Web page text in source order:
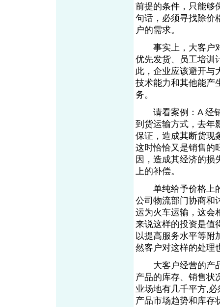
前提的条件，只能够
句话，必须寻找除价
户的需求。
事实上，大客户对
优先发货、员工培训
此，企业应该避开与
技术能力和其他能产
务。
请看案例：A 经销
到货运输方式，去年
保证，造成其断货现
这时恰恰又是销售的
因，造成其经济的损
上的补偿。
单纯给予价格上的
公司物流部门协商和
运为火车运输，这会
来说这样的投资是值
以提高服务水平等附
然客户对这样的
大客户经营的产品
产品的库存、销售状
业场地有几千平方,
产品市场趋势和库存